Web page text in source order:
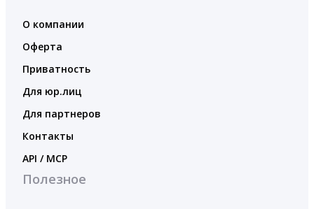
О компании
Оферта
Приватность
Для юр.лиц
Для партнеров
Контакты
API / MCP
Полезное